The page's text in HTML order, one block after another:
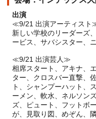
出演
≪9/21 出演アーティスト
新しい学校のリーダーズ
ービス、サバシスター、
≪9/21 出演芸人≫
相席スタート、アキナ、
ター、クロスバー直撃、
ト、シャンプーハット、
ーメン、軟水、ネルソン
ズ、ピュート、フットボ
が、見取り図、めぞん、